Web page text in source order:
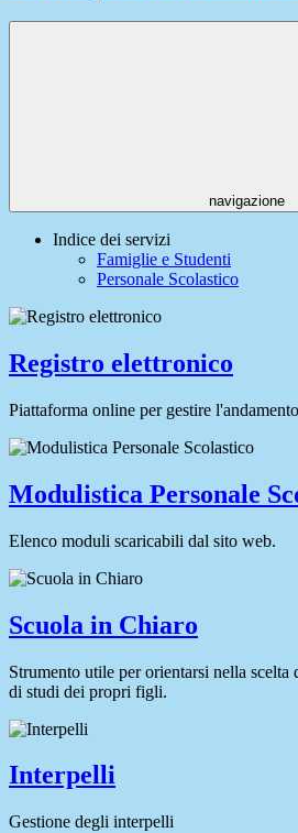
navigazione
Indice dei servizi
Famiglie e Studenti
Personale Scolastico
Registro elettronico
Piattaforma online per gestire
Modulistica Personale
Elenco moduli scaricabili dal sito web.
Scuola in Chiaro
Strumento utile per orientarsi nella scelta
di studi dei propri figli.
Interpelli
Gestione degli interpelli